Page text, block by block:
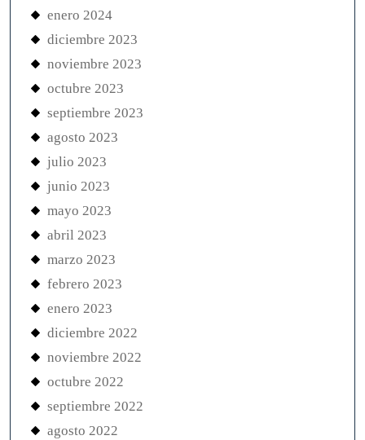
enero 2024
diciembre 2023
noviembre 2023
octubre 2023
septiembre 2023
agosto 2023
julio 2023
junio 2023
mayo 2023
abril 2023
marzo 2023
febrero 2023
enero 2023
diciembre 2022
noviembre 2022
octubre 2022
septiembre 2022
agosto 2022